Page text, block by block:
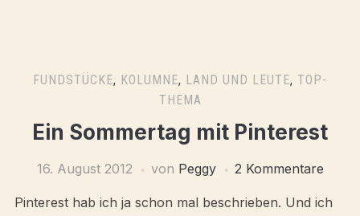
FUNDSTÜCKE, KOLUMNE, LAND UND LEUTE, TOP-
THEMA
Ein Sommertag mit Pinterest
16. August 2012 von Peggy 2 Kommentare
Pinterest hab ich ja schon mal beschrieben. Und ich